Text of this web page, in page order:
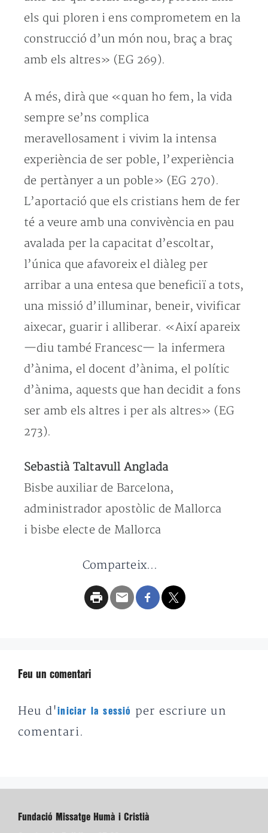
els qui ploren i ens comprometem en la
construcció d’un món nou, braç a braç
amb els altres» (EG 269).
A més, dirà que «quan ho fem, la vida
sempre se’ns complica
meravellosament i vivim la intensa
experiència de ser poble, l’experiència
de pertànyer a un poble» (EG 270).
L’aportació que els cristians hem de fer
té a veure amb una convivència en pau
avalada per la capacitat d’escoltar,
l’única que afavoreix el diàleg per
arribar a una entesa que beneficiï a tots,
una missió d’illuminar, beneir, vivificar
aixecar, guarir i alliberar. «Així apareix
—diu també Francesc— la infermera
d’ànima, el docent d’ànima, el polític
d’ànima, aquests que han decidit a fons
ser amb els altres i per als altres» (EG
273).
Sebastià Taltavull Anglada
Bisbe auxiliar de Barcelona,
administrador apostòlic de Mallorca
i bisbe electe de Mallorca
Comparteix...
Feu un comentari
Heu d'iniciar la sessió
per escriure un
comentari.
Fundació Missatge Humà i Cristià